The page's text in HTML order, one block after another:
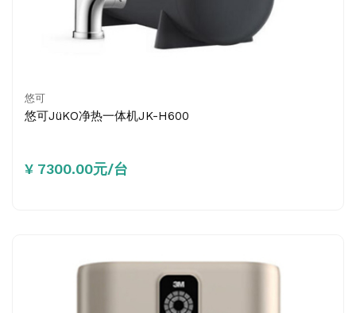
悠可
悠可JüKO净热一体机JK-H600
¥ 7300.00元/台